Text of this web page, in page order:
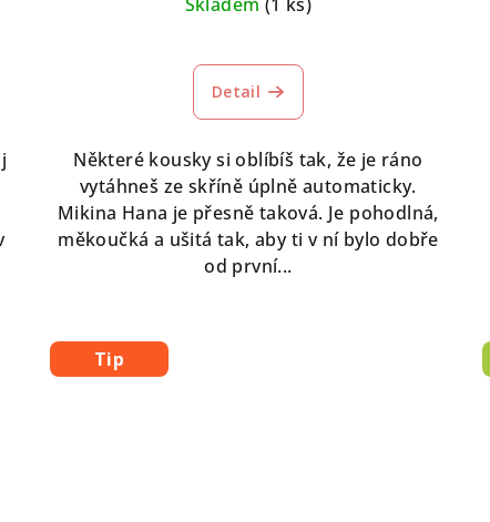
Detail
Některé kousky si oblíbíš tak, že je ráno
vytáhneš ze skříně úplně automaticky.
Mikina Hana je přesně taková. Je pohodlná,
měkoučká a ušitá tak, aby ti v ní bylo dobře
od první...
Tip